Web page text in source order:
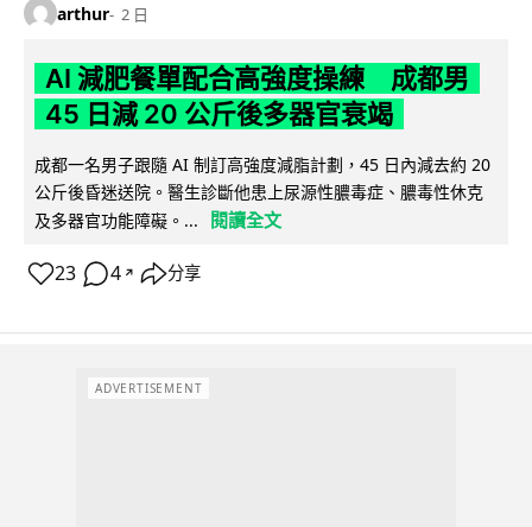
arthur 2 日
AI 減肥餐單配合高強度操練 成都男
45 日減 20 公斤後多器官衰竭
成都一名男子跟隨 AI 制訂高強度減脂計劃，45 日內減去約 20
公斤後昏迷送院。醫生診斷他患上尿源性膿毒症、膿毒性休克
及多器官功能障礙。...
閱讀全文
23 4 ↗ 分享
ADVERTISEMENT